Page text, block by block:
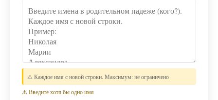
⚠️ Каждое имя с новой строки. Максимум: не ограничено
⚠️ Введите хотя бы одно имя